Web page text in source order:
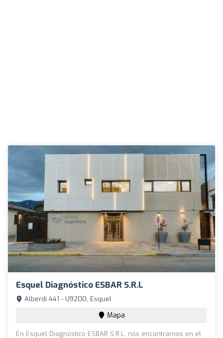
Esquel Diagnóstico ESBAR S.R.L
Alberdi 441 - U9200, Esquel
Mapa
En Esquel Diagnóstico ESBAR S.R.L, nos encontramos en el